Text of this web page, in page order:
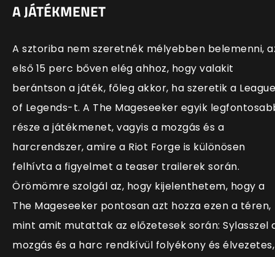
A JÁTÉKMENET
A sztoriba nem szeretnék mélyebben belemenni,
első 15 perc bőven elég ahhoz, hogy valakit
berántson a játék, főleg akkor, ha szeretik a League
of Legends-t. A The Mageseeker egyik
része a játékmenet, vagyis a mozgás és a
harcrendszer, amire a Riot Forge is különösen
felhívta a figyelmet a teaser trailerek során.
Örömömre szolgál az, hogy kijelenthetem, hogy a
The Mageseeker pontosan azt hozza ezen a téren,
mint amit mutattak az előzetesek során: Sylasszel
mozgás és a harc rendkívül folyékony és élvezetes,